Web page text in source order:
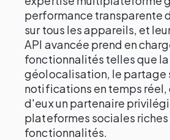
performance transparente
sur tous les appareils, et
API avancée prend en
fonctionnalités telles que la
géolocalisation, le partage
notifications en temps réel,
d'eux un partenaire
plateformes sociales riches
fonctionnalités.